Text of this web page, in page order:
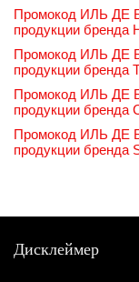
Промокод ИЛЬ ДЕ
продукции бренда
Промокод ИЛЬ ДЕ
продукции бренда
Промокод ИЛЬ ДЕ
продукции бренда
Промокод ИЛЬ ДЕ
продукции бренда
Дисклеймер